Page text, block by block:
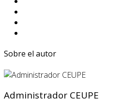
Sobre el autor
Administrador CEUPE